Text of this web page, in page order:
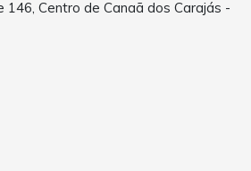
146, Centro de Canaã dos Carajás -